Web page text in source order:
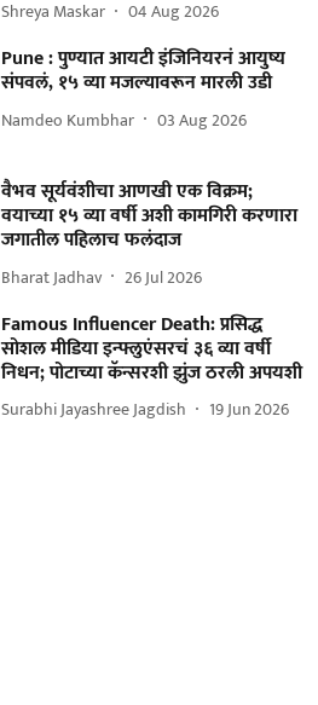
Shreya Maskar 04 Aug 2026
Pune : पुण्यात आयटी इंजिनियरनं आयुष्य
संपवलं, १५ व्या मजल्यावरून मारली उडी
Namdeo Kumbhar 03 Aug 2026
वैभव सूर्यवंशीचा आणखी एक विक्रम;
वयाच्या १५ व्या वर्षी अशी कामगिरी करणारा
जगातील पहिलाच फलंदाज
Bharat Jadhav 26 Jul 2026
Famous Influencer Death: प्रसिद्ध
सोशल मीडिया इन्फ्लुएंसरचं ३६ व्या वर्षी
निधन; पोटाच्या कॅन्सरशी झुंज ठरली अपयशी
Surabhi Jayashree Jagdish 19 Jun 2026